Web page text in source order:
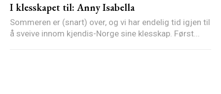
I klesskapet til: Anny Isabella
Sommeren er (snart) over, og vi har endelig tid igjen til
å sveive innom kjendis-Norge sine klesskap. Først...